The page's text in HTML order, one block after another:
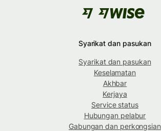
Syarikat dan pasukan
Syarikat dan pasukan
Keselamatan
Akhbar
Kerjaya
Service status
Hubungan pelabur
Gabungan dan perkongsian